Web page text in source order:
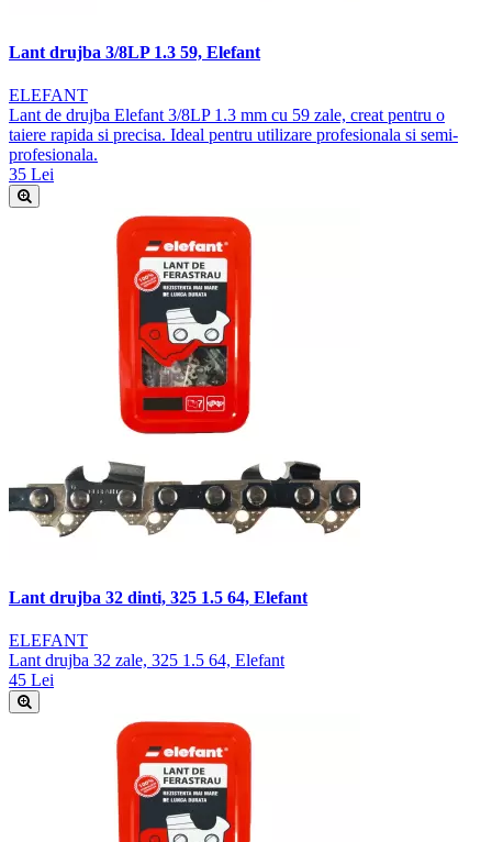
Lant drujba 3/8LP 1.3 59, Elefant
ELEFANT
Lant de drujba Elefant 3/8LP 1.3 mm cu 59 zale, creat pentru o
taiere rapida si precisa. Ideal pentru utilizare profesionala si semi-
profesionala.
35 Lei
Lant drujba 32 dinti, 325 1.5 64, Elefant
ELEFANT
Lant drujba 32 zale, 325 1.5 64, Elefant
45 Lei